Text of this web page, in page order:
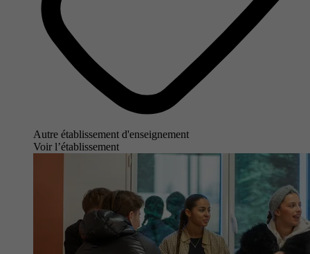
Autre établissement d'enseignement
Voir l’établissement